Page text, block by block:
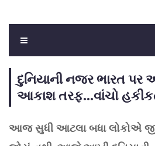
દુનિયાની નજર ભારત પર
આકાશ તરફ...વાંચો
આજ સુધી આટલા બધા લોકોએ